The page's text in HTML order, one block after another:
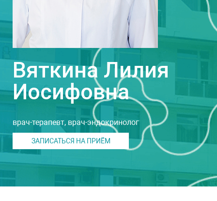
Вяткина Лилия
Иосифовна
врач-терапевт, врач-эндокринолог
ЗАПИСАТЬСЯ НА ПРИЁМ